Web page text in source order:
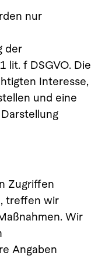
nur
der
lit. f DSGVO. Die
Interesse,
und eine
Zugriffen
treffen wir
Wir
Angaben